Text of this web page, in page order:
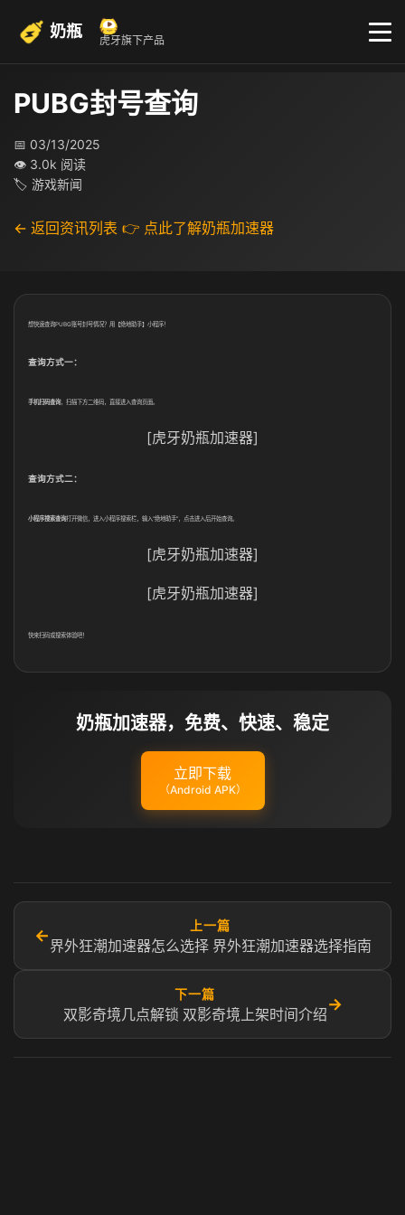
奶瓶 虎牙旗下产品
PUBG封号查询
📅 03/13/2025
👁 3.0k 阅读
🏷 游戏新闻
← 返回资讯列表 👉 点此了解奶瓶加速器
想快速查询PUBG账号封号情况？用【绝地助手】小程序！
查询方式一：
手机扫码查询，扫描下方二维码，直接进入查询页面。
[虎牙奶瓶加速器]
查询方式二：
小程序搜索查询打开微信，进入小程序搜索栏，输入“绝地助手”，点击进入后开始查询。
[虎牙奶瓶加速器]
[虎牙奶瓶加速器]
快来扫码或搜索体验吧！
奶瓶加速器，免费、快速、稳定
立即下载
（Android APK）
←
上一篇
界外狂潮加速器怎么选择 界外狂潮加速器选择指南
下一篇
双影奇境几点解锁 双影奇境上架时间介绍
→